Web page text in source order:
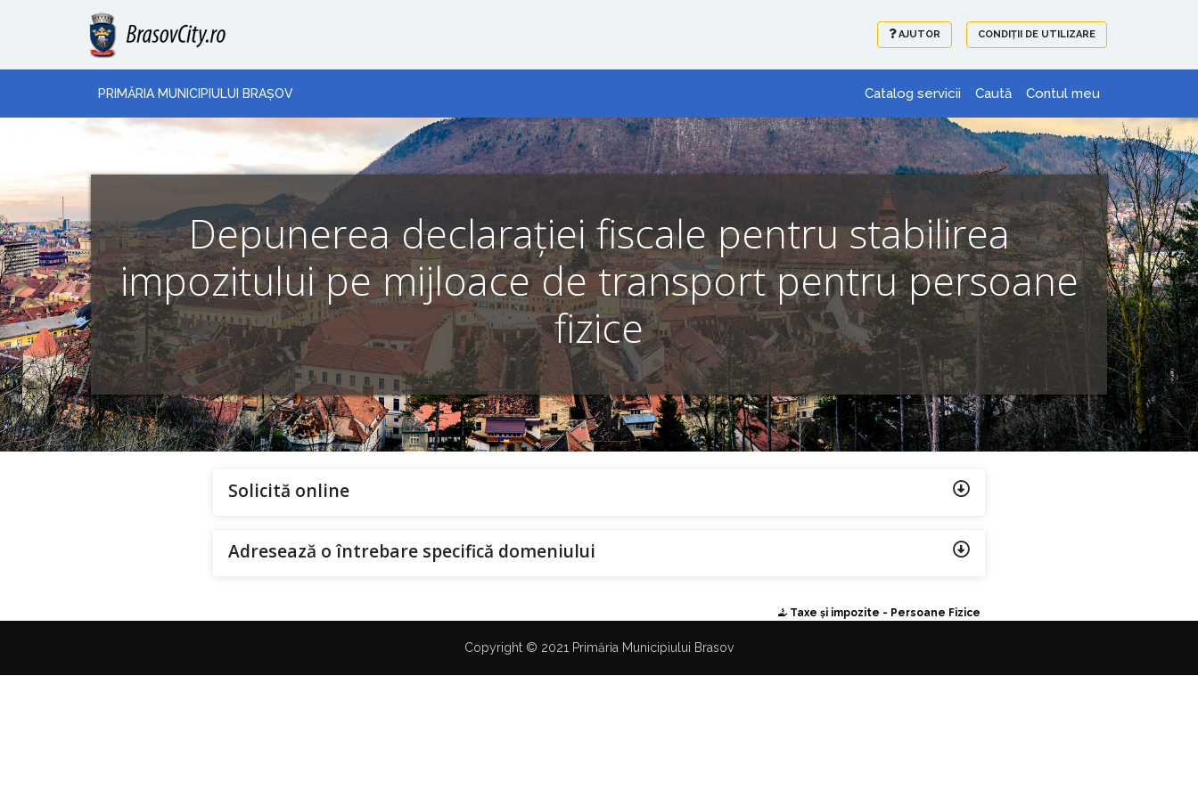
AJUTOR CONDIȚII DE UTILIZARE
PRIMĂRIA MUNICIPIULUI BRAȘOV Catalog servicii Caută Contul meu
Depunerea declarației fiscale pentru stabilirea
impozitului pe mijloace de transport pentru persoane
fizice
Solicită online
Adresează o întrebare specifică domeniului
Taxe și impozite - Persoane Fizice
Copyright © 2021 Primăria Municipiului Brasov